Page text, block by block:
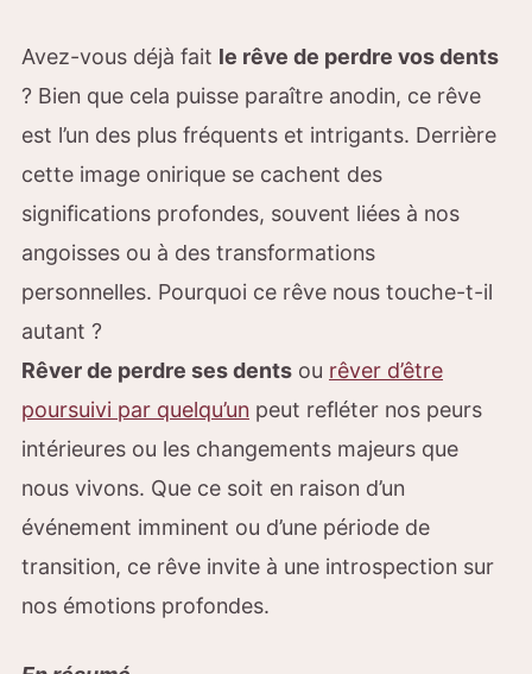
Avez-vous déjà fait le rêve de perdre vos dents
? Bien que cela puisse paraître anodin, ce rêve
est l’un des plus fréquents et intrigants. Derrière
cette image onirique se cachent des
significations profondes, souvent liées à nos
angoisses ou à des transformations
personnelles. Pourquoi ce rêve nous touche-t-il
autant ?
Rêver de perdre ses dents ou rêver d’être
poursuivi par quelqu’un peut refléter nos peurs
intérieures ou les changements majeurs que
nous vivons. Que ce soit en raison d’un
événement imminent ou d’une période de
transition, ce rêve invite à une introspection sur
nos émotions profondes.